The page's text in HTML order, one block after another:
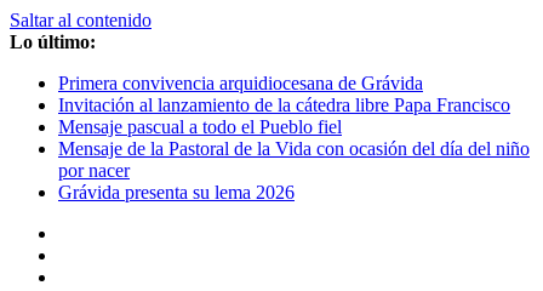
Saltar al contenido
Lo último:
Primera convivencia arquidiocesana de Grávida
Invitación al lanzamiento de la cátedra libre Papa Francisco
Mensaje pascual a todo el Pueblo fiel
Mensaje de la Pastoral de la Vida con ocasión del día del niño
por nacer
Grávida presenta su lema 2026